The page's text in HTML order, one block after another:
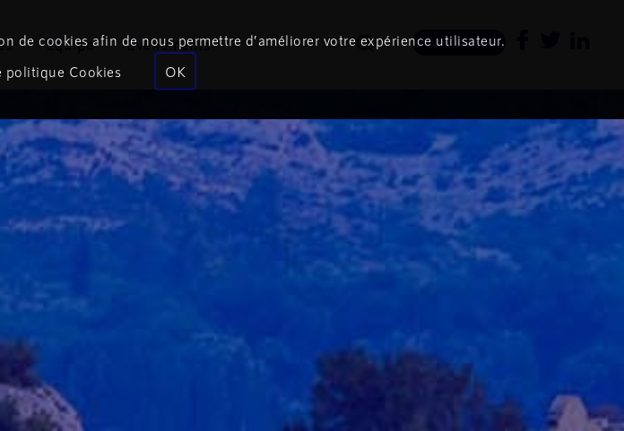
Newsletter
Équipe Événements
de cookies afin de nous permettre d’améliorer votre expérience utilisateur.
politique Cookies
OK